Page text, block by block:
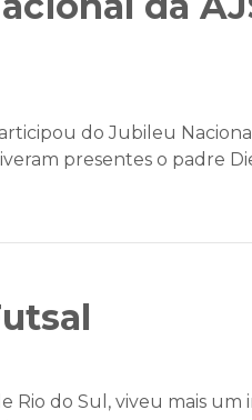
do Jubileu
presentes o padre
Rio do Sul, viveu mais